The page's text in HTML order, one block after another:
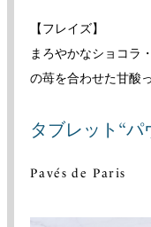
【フレイズ】
まろやかなショコラ
の苺を合わせた甘酸
タブレット“パ
Pavés de Paris